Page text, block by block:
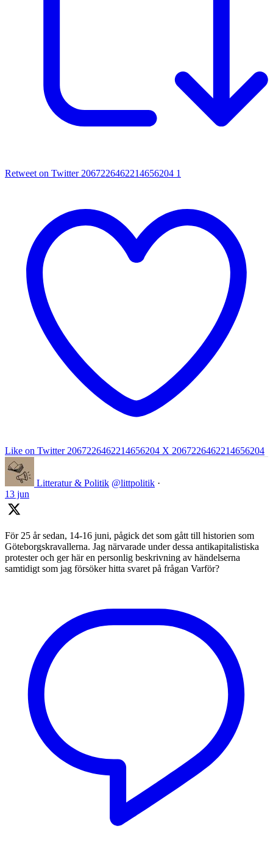
Retweet on Twitter 2067226462214656204 1
Like on Twitter 2067226462214656204 X 2067226462214656204
Litteratur & Politik @littpolitik ·
13 jun
För 25 år sedan, 14-16 juni, pågick det som gått till historien som
Göteborgskravallerna. Jag närvarade under dessa antikapitalistiska
protester och ger här en personlig beskrivning av händelserna
samtidigt som jag försöker hitta svaret på frågan Varför?